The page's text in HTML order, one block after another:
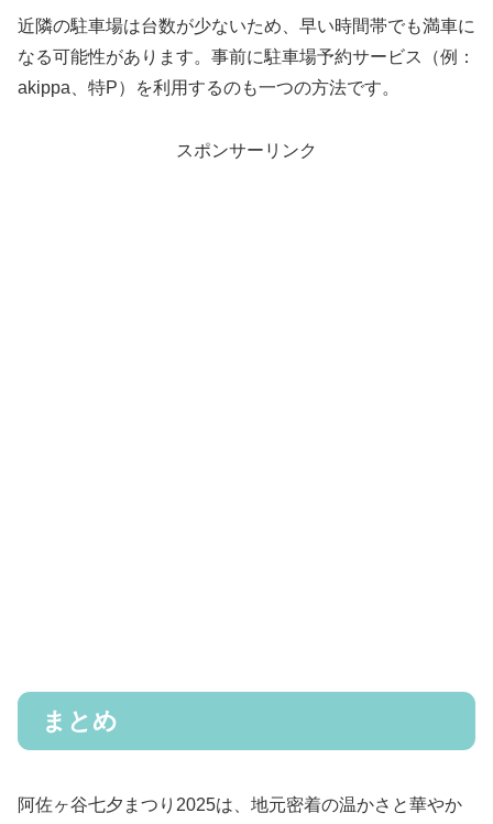
近隣の駐車場は台数が少ないため、早い時間帯でも満車に
なる可能性があります。事前に駐車場予約サービス（例：
akippa、特P）を利用するのも一つの方法です。
スポンサーリンク
まとめ
阿佐ヶ谷七夕まつり2025は、地元密着の温かさと華やか